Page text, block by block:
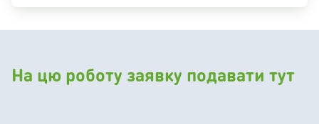
На цю роботу заявку подавати тут